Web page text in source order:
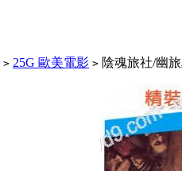
> 25G 歐美電影 > 陰魂旅社/幽